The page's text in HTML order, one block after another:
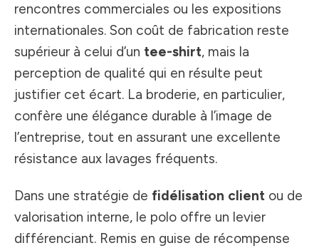
rencontres commerciales ou les expositions
internationales. Son coût de fabrication reste
supérieur à celui d’un tee-shirt, mais la
perception de qualité qui en résulte peut
justifier cet écart. La broderie, en particulier,
confère une élégance durable à l’image de
l’entreprise, tout en assurant une excellente
résistance aux lavages fréquents.
Dans une stratégie de fidélisation client ou de
valorisation interne, le polo offre un levier
différenciant. Remis en guise de récompense